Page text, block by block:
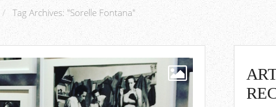
/ Tag Archives: "Sorelle Fontana"